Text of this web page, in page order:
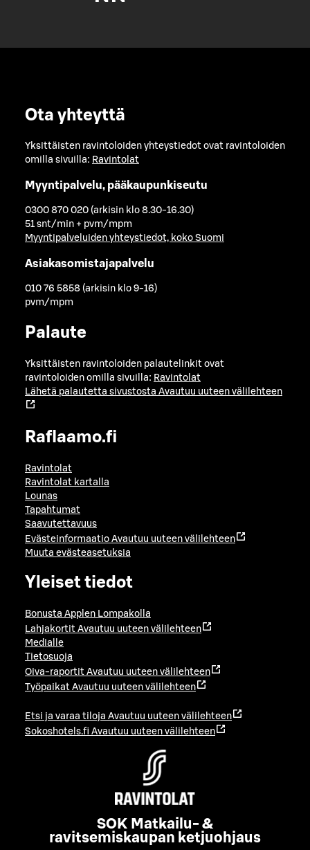
Ota yhteyttä
Yksittäisten ravintoloiden yhteystiedot ovat ravintoloiden
omilla sivuilla: Ravintolat
Myyntipalvelu, pääkaupunkiseutu
0300 870 020 (arkisin klo 8.30-16.30)
51 snt/min + pvm/mpm
Myyntipalveluiden yhteystiedot, koko Suomi
Asiakasomistajapalvelu
010 76 5858 (arkisin klo 9-16)
pvm/mpm
Palaute
Yksittäisten ravintoloiden palautelinkit ovat
ravintoloiden omilla sivuilla: Ravintolat
Lähetä palautetta sivustosta Avautuu uuteen välilehteen
Raflaamo.fi
Ravintolat
Ravintolat kartalla
Lounas
Tapahtumat
Saavutettavuus
Evästeinformaatio Avautuu uuteen välilehteen
Muuta evästeasetuksia
Yleiset tiedot
Bonusta Applen Lompakolla
Lahjakortit Avautuu uuteen välilehteen
Medialle
Tietosuoja
Oiva-raportit Avautuu uuteen välilehteen
Työpaikat Avautuu uuteen välilehteen
Etsi ja varaa tiloja Avautuu uuteen välilehteen
Sokoshotels.fi Avautuu uuteen välilehteen
SOK Matkailu- &
ravitsemiskaupan ketjuohjaus